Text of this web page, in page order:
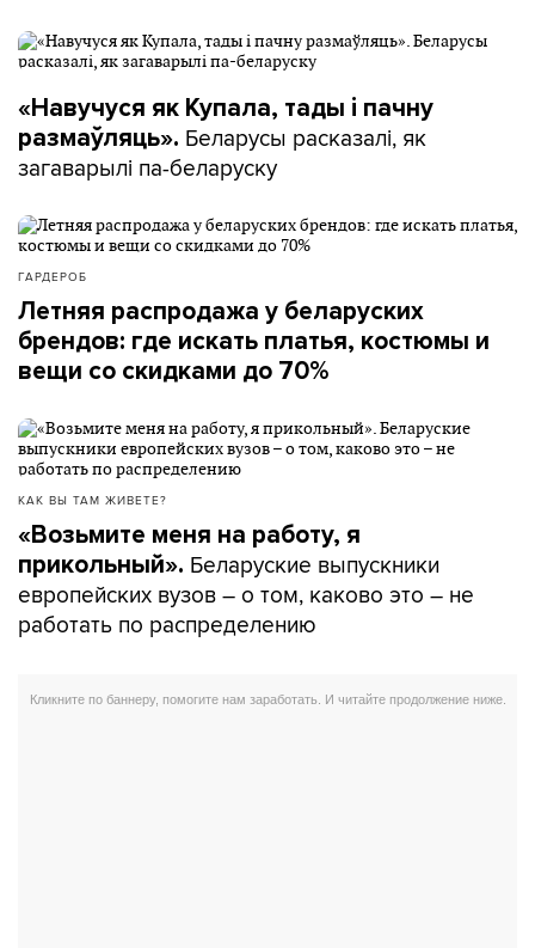
«Навучуся як Купала, тады і пачну
размаўляць». Беларусы расказалі, як
загаварылі па-беларуску
ГАРДЕРОБ
Летняя распродажа у беларуских
брендов: где искать платья, костюмы и
вещи со скидками до 70%
КАК ВЫ ТАМ ЖИВЕТЕ?
«Возьмите меня на работу, я
прикольный». Беларуские выпускники
европейских вузов – о том, каково это – не
работать по распределению